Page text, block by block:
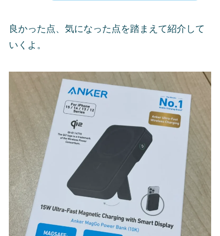
良かった点、気になった点を踏まえて紹介して
いくよ。